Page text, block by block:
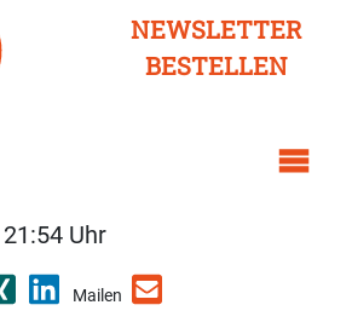
NEWSLETTER
BESTELLEN
Uhr
Mailen